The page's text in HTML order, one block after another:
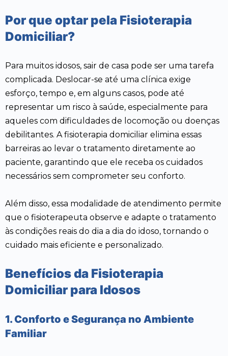
Por que optar pela Fisioterapia
Domiciliar?
Para muitos idosos, sair de casa pode ser uma tarefa
complicada. Deslocar-se até uma clínica exige
esforço, tempo e, em alguns casos, pode até
representar um risco à saúde, especialmente para
aqueles com dificuldades de locomoção ou doenças
debilitantes. A fisioterapia domiciliar elimina essas
barreiras ao levar o tratamento diretamente ao
paciente, garantindo que ele receba os cuidados
necessários sem comprometer seu conforto.
Além disso, essa modalidade de atendimento permite
que o fisioterapeuta observe e adapte o tratamento
às condições reais do dia a dia do idoso, tornando o
cuidado mais eficiente e personalizado.
Benefícios da Fisioterapia
Domiciliar para Idosos
1. Conforto e Segurança no Ambiente
Familiar